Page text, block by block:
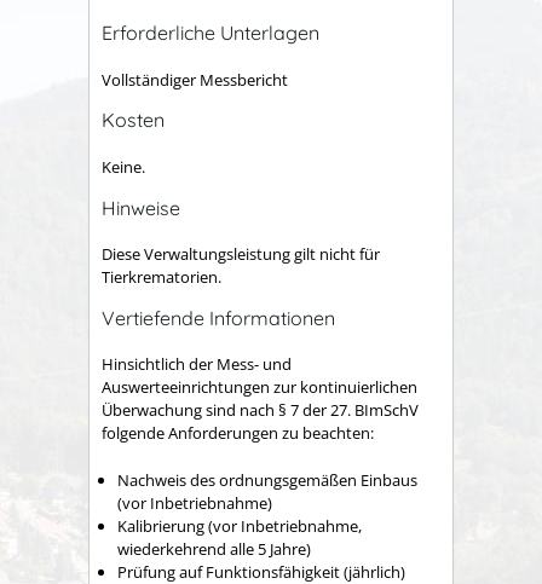
Erforderliche Unterlagen
Vollständiger Messbericht
Kosten
Keine.
Hinweise
Diese Verwaltungsleistung gilt nicht für
Tierkrematorien.
Vertiefende Informationen
Hinsichtlich der Mess- und
Auswerteeinrichtungen zur kontinuierlichen
Überwachung sind nach § 7 der 27. BImSchV
folgende Anforderungen zu beachten:
Nachweis des ordnungsgemäßen Einbaus
(vor Inbetriebnahme)
Kalibrierung (vor Inbetriebnahme,
wiederkehrend alle 5 Jahre)
Prüfung auf Funktionsfähigkeit (jährlich)